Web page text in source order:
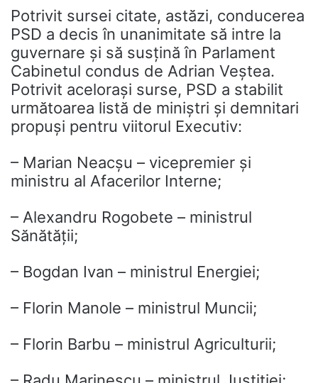
Potrivit sursei citate, astăzi, conducerea
PSD a decis în unanimitate să intre la
guvernare și să susțină în Parlament
Cabinetul condus de Adrian Veștea.
Potrivit acelorași surse, PSD a stabilit
următoarea listă de miniștri și demnitari
propuși pentru viitorul Executiv:
– Marian Neacșu – vicepremier și
ministru al Afacerilor Interne;
– Alexandru Rogobete – ministrul
Sănătății;
– Bogdan Ivan – ministrul Energiei;
– Florin Manole – ministrul Muncii;
– Florin Barbu – ministrul Agriculturii;